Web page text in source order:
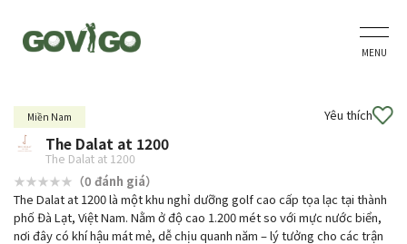
MENU
Miền Nam Yêu thích
The Dalat at 1200
The Dalat at 1200
（0 đánh giá）
The Dalat at 1200 là một khu nghỉ dưỡng golf cao cấp tọa lạc tại thành
phố Đà Lạt, Việt Nam. Nằm ở độ cao 1.200 mét so với mực nước biển,
nơi đây có khí hậu mát mẻ, dễ chịu quanh năm – lý tưởng cho các trận